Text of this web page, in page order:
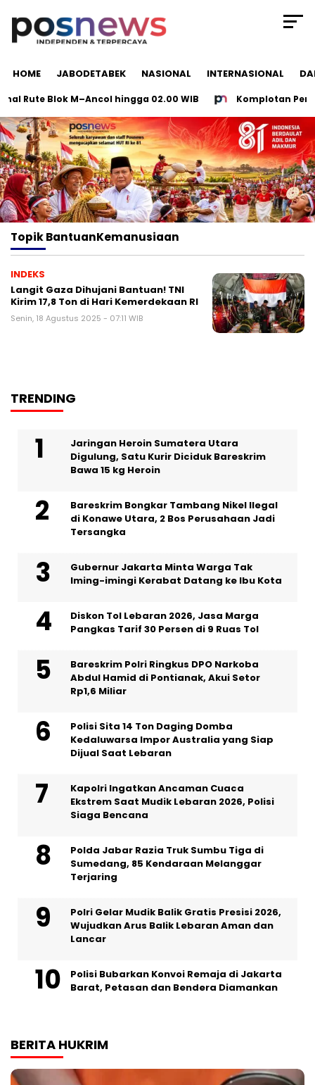
HOME JABODETABEK NASIONAL INTERNASIONAL
Rute Blok M–Ancol hingga 02.00 WIB Komplotan
TopikBantuanKemanusiaan
INDEKS
Langit Gaza Dihujani Bantuan! TNI
Kirim 17,8 Ton di Hari Kemerdekaan RI
Senin, 18 Agustus 2025 - 07:11 WIB
TRENDING
Jaringan Heroin Sumatera Utara
Digulung, Satu Kurir Diciduk Bareskrim
Bawa 15 kg Heroin
Bareskrim Bongkar Tambang Nikel Ilegal
di Konawe Utara, 2 Bos Perusahaan Jadi
Tersangka
Gubernur Jakarta Minta Warga Tak
Iming-imingi Kerabat Datang ke Ibu Kota
Diskon Tol Lebaran 2026, Jasa Marga
Pangkas Tarif 30 Persen di 9 Ruas Tol
Bareskrim Polri Ringkus DPO Narkoba
Abdul Hamid di Pontianak, Akui Setor
Rp1,6 Miliar
Polisi Sita 14 Ton Daging Domba
Kedaluwarsa Impor Australia yang Siap
Dijual Saat Lebaran
Kapolri Ingatkan Ancaman Cuaca
Ekstrem Saat Mudik Lebaran 2026, Polisi
Siaga Bencana
Polda Jabar Razia Truk Sumbu Tiga di
Sumedang, 85 Kendaraan Melanggar
Terjaring
Polri Gelar Mudik Balik Gratis Presisi 2026,
Wujudkan Arus Balik Lebaran Aman dan
Lancar
Polisi Bubarkan Konvoi Remaja di Jakarta
Barat, Petasan dan Bendera Diamankan
BERITA HUKRIM